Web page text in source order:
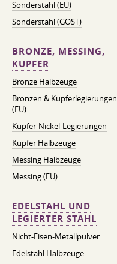
Sonderstahl (EU)
Sonderstahl (GOST)
BRONZE, MESSING,
KUPFER
Bronze Halbzeuge
Bronzen & Kupferlegierungen
(EU)
Kupfer-Nickel-Legierungen
Kupfer Halbzeuge
Messing Halbzeuge
Messing (EU)
EDELSTAHL UND
LEGIERTER STAHL
Nicht-Eisen-Metallpulver
Edelstahl Halbzeuge